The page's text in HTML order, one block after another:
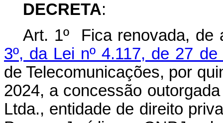
DECRETA:
Art. 1º Fica renovada,
3º, da Lei nº 4.117, de 27
de Telecomunicações, por
2024, a concessão
Ltda., entidade de direito